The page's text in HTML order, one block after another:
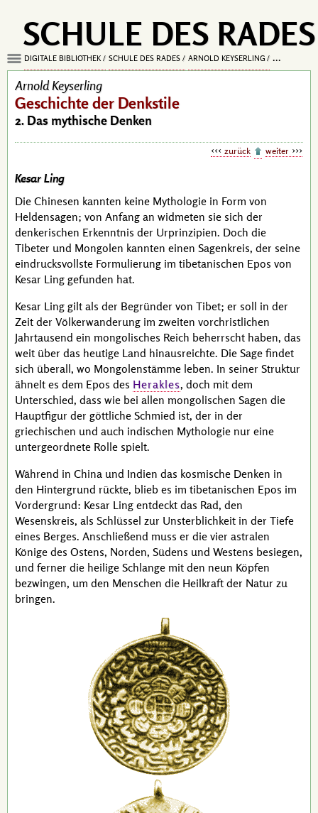
SCHULE DES RADES
DIGITALE BIBLIOTHEK SCHULE DES RADES ARNOLD KEYSERLING
Arnold Keyserling
Geschichte der Denkstile
2. Das mythische Denken
zurück weiter
Kesar Ling
Die Chinesen kannten keine Mythologie in Form von
Heldensagen; von Anfang an widmeten sie sich der
denkerischen Erkenntnis der Urprinzipien. Doch die
Tibeter und Mongolen kannten einen Sagenkreis, der seine
eindrucksvollste Formulierung im tibetanischen Epos von
Kesar Ling gefunden hat.
Kesar Ling gilt als der Begründer von Tibet; er soll in der
Zeit der Völkerwanderung im zweiten vorchristlichen
Jahrtausend ein mongolisches Reich beherrscht haben, das
weit über das heutige Land hinausreichte. Die Sage findet
sich überall, wo Mongolenstämme leben. In seiner Struktur
ähnelt es dem Epos des Herakles, doch mit dem
Unterschied, dass wie bei allen mongolischen Sagen die
Hauptfigur der göttliche Schmied ist, der in der
griechischen und auch indischen Mythologie nur eine
untergeordnete Rolle spielt.
Während in China und Indien das kosmische Denken in
den Hintergrund rückte, blieb es im tibetanischen Epos im
Vordergrund: Kesar Ling entdeckt das Rad, den
Wesenskreis, als Schlüssel zur Unsterblichkeit in der Tiefe
eines Berges. Anschließend muss er die vier astralen
Könige des Ostens, Norden, Südens und Westens besiegen,
und ferner die heilige Schlange mit den neun Köpfen
bezwingen, um den Menschen die Heilkraft der Natur zu
bringen.